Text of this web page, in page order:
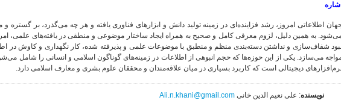
اشاره
اطلاعاتی امروز، رشد فزاینده‌ای در زمینه تولید دانش و ابزارهای فناوری یافته و هر چه می‌گذرد، بر گستره و
به همین دلیل، لزوم معرفی کامل و صحیح به همراه ایجاد ساختار موضوعی و منطقی در یافته‌های علمی،
شفاف‌سازی و نداشتن دسته‌بندی منظم و منطبق با موضوعات علمی و پذیرفته شده، کار نگهداری و کاوش در
می‌سازد. یکی از این حوزه‌ها که حجم انبوهی از اطلاعات در زمینه‌های گوناگون اسلامی و انسانی را شامل
دیجیتالی است که کاربرد بسیاری در میان علاقه‌مندان و محققان علوم بشری و معارف اسلامی دارد.
نویسنده: علی نعیم الدین خانی Ali.n.khani@gmail.com